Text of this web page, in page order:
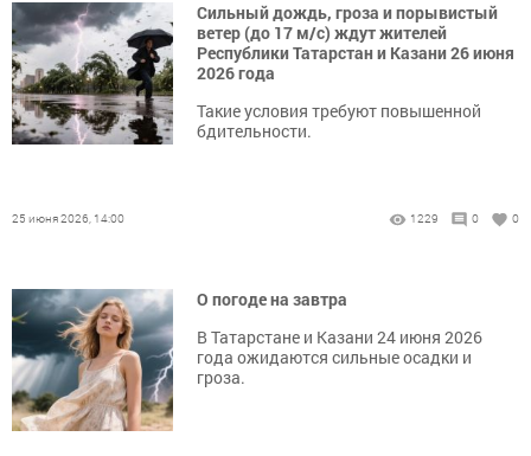
Сильный дождь, гроза и порывистый
ветер (до 17 м/с) ждут жителей
Республики Татарстан и Казани 26 июня
2026 года
Такие условия требуют повышенной
бдительности.
25 июня 2026, 14:00 1229 0 0
О погоде на завтра
В Татарстане и Казани 24 июня 2026
года ожидаются сильные осадки и
гроза.